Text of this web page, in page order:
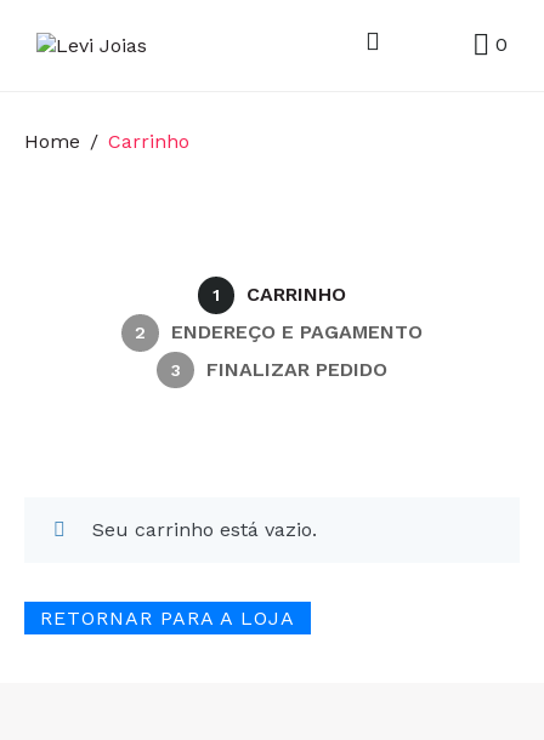
0
Home Carrinho
1 CARRINHO
2 ENDEREÇO E PAGAMENTO
3 FINALIZAR PEDIDO
Seu carrinho está vazio.
RETORNAR PARA A LOJA